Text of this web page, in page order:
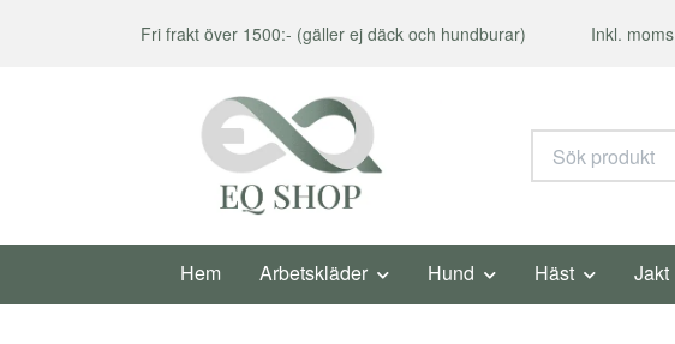
Fri frakt över 1500:- (gäller ej däck och hundburar) Inkl. moms
Hem Arbetskläder Hund Häst Jakt